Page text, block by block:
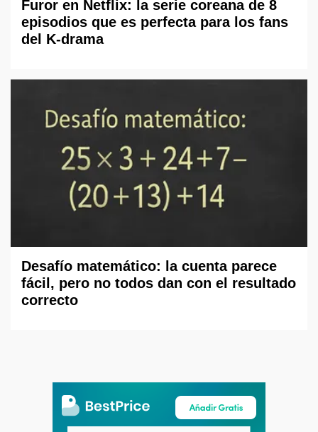
Furor en Netflix: la serie coreana de 8
episodios que es perfecta para los fans
del K-drama
Desafío matemático: la cuenta parece
fácil, pero no todos dan con el resultado
correcto